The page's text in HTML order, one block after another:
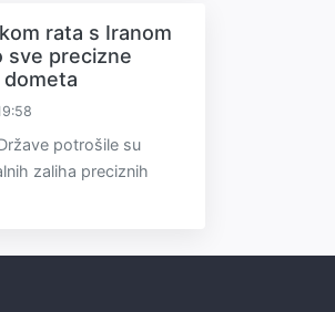
rata s Iranom
sve precizne
potrošile su
zaliha preciznih